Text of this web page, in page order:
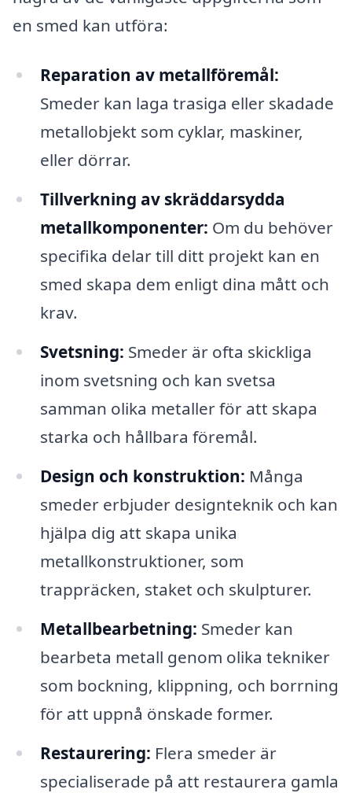
en smed kan utföra:
Reparation av metallföremål:
Smeder kan laga trasiga eller skadade
metallobjekt som cyklar, maskiner,
eller dörrar.
Tillverkning av skräddarsydda
metallkomponenter: Om du behöver
specifika delar till ditt projekt kan en
smed skapa dem enligt dina mått och
krav.
Svetsning: Smeder är ofta skickliga
inom svetsning och kan svetsa
samman olika metaller för att skapa
starka och hållbara föremål.
Design och konstruktion: Många
smeder erbjuder designteknik och kan
hjälpa dig att skapa unika
metallkonstruktioner, som
trappräcken, staket och skulpturer.
Metallbearbetning: Smeder kan
bearbeta metall genom olika tekniker
som bockning, klippning, och borrning
för att uppnå önskade former.
Restaurering: Flera smeder är
specialiserade på att restaurera gamla